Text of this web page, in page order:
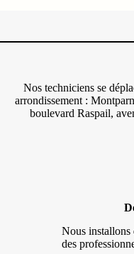
Nos techniciens se
arrondissement :
boulevard Raspail,
Nous installons
des